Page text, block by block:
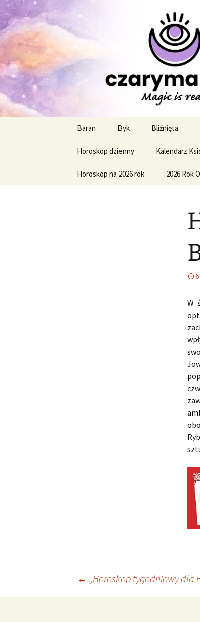
Profesjonalne
treści
Baran Byk Bliźnięta
Horoskop dzienny Kalendarz
Horoskop na 2026 rok 2026 Rok
W
Nawigacja
← „Horoskop tygodniowy dla